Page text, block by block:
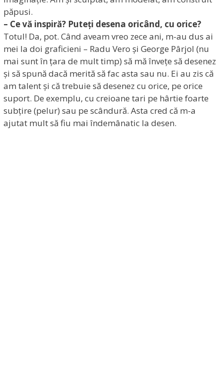
păpusi.
– Ce vă inspiră? Puteți desena oricând, cu orice?
Totul! Da, pot. Când aveam vreo zece ani, m-au dus ai
mei la doi graficieni – Radu Vero și George Pârjol (nu
mai sunt în țara de mult timp) să mă învețe să desenez
și să spună dacă merită să fac asta sau nu. Ei au zis că
am talent și că trebuie să desenez cu orice, pe orice
suport. De exemplu, cu creioane tari pe hârtie foarte
subțire (pelur) sau pe scândură. Asta cred că m-a
ajutat mult să fiu mai îndemânatic la desen.